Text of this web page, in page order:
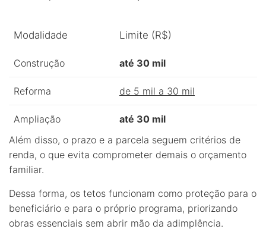
Modalidade Limite (R$)
Construção até 30 mil
Reforma de 5 mil a 30 mil
Ampliação
até 30 mil
Além disso, o prazo e a parcela seguem critérios de
renda, o que evita comprometer demais o orçamento
familiar.
Dessa forma, os tetos funcionam como proteção para o
beneficiário e para o próprio programa, priorizando
obras essenciais sem abrir mão da adimplência.